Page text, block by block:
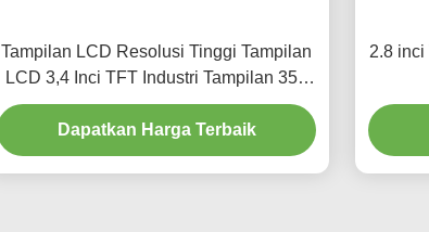
Tampilan LCD Resolusi Tinggi Tampilan
LCD 3,4 Inci TFT Industri Tampilan 350
Cd/M2
Dapatkan Harga Terbaik
2.8 inci